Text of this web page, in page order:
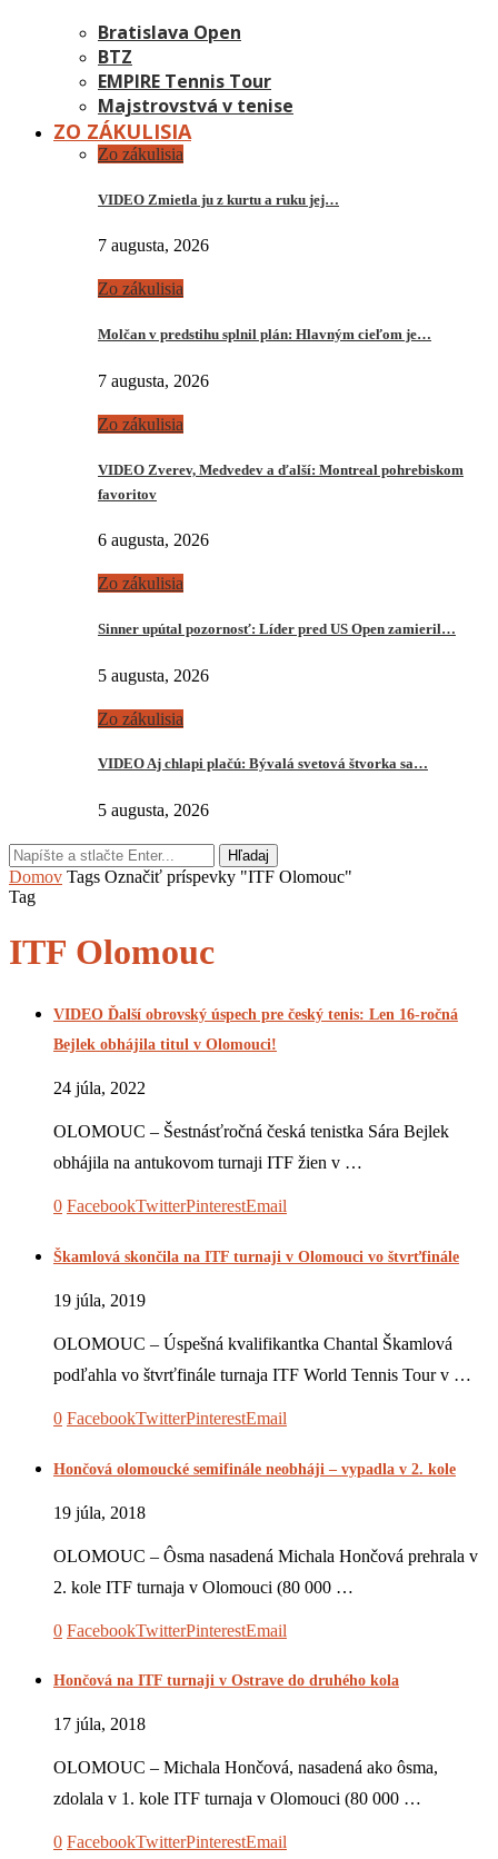
Bratislava Open
BTZ
EMPIRE Tennis Tour
Majstrovstvá v tenise
ZO ZÁKULISIA
Zo zákulisia
VIDEO Zmietla ju z kurtu a ruku jej…
7 augusta, 2026
Zo zákulisia
Molčan v predstihu splnil plán: Hlavným cieľom je…
7 augusta, 2026
Zo zákulisia
VIDEO Zverev, Medvedev a ďalší: Montreal pohrebiskom
favoritov
6 augusta, 2026
Zo zákulisia
Sinner upútal pozornosť: Líder pred US Open zamieril…
5 augusta, 2026
Zo zákulisia
VIDEO Aj chlapi plačú: Bývalá svetová štvorka sa…
5 augusta, 2026
Hľadaj
Domov Tags Označiť príspevky "ITF Olomouc"
Tag
ITF Olomouc
VIDEO Ďalší obrovský úspech pre český tenis: Len 16-ročná
Bejlek obhájila titul v Olomouci!
24 júla, 2022
OLOMOUC – Šestnásťročná česká tenistka Sára Bejlek
obhájila na antukovom turnaji ITF žien v …
0 FacebookTwitterPinterestEmail
Škamlová skončila na ITF turnaji v Olomouci vo štvrťfinále
19 júla, 2019
OLOMOUC – Úspešná kvalifikantka Chantal Škamlová
podľahla vo štvrťfinále turnaja ITF World Tennis Tour v …
0 FacebookTwitterPinterestEmail
Hončová olomoucké semifinále neobháji – vypadla v 2. kole
19 júla, 2018
OLOMOUC – Ôsma nasadená Michala Hončová prehrala v
2. kole ITF turnaja v Olomouci (80 000 …
0 FacebookTwitterPinterestEmail
Hončová na ITF turnaji v Ostrave do druhého kola
17 júla, 2018
OLOMOUC – Michala Hončová, nasadená ako ôsma,
zdolala v 1. kole ITF turnaja v Olomouci (80 000 …
0 FacebookTwitterPinterestEmail